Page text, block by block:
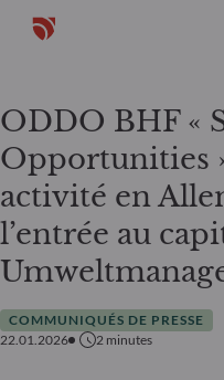
ODDO BHF «
Opportunities
activité en
l’entrée au
COMMUNIQUÉS DE PRESSE
22.01.2026
2 minutes